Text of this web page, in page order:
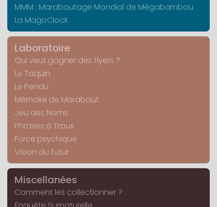
MMM : Maraboutage Mondial de Mégabambou
La MagoClock
Laboratoire
Qui veut gagner des flyers ?
Le Taquin
Le Pendu
Mémoire de Marabout
Jeu des Noms
Phrases à Trous
Force psychique
Vision du futur
Miscellanées
Comment les collectionner ?